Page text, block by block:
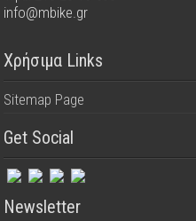
info@mbike.gr
Χρήσιμα Links
Sitemap Page
Get Social
Newsletter